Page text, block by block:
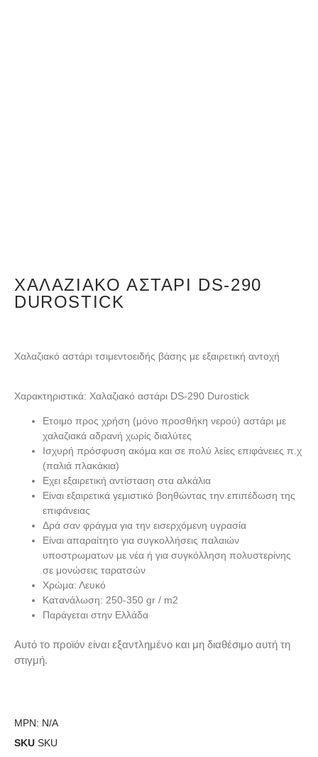
ΧΑΛΑΖΙΑΚΌ ΑΣΤΆΡΙ DS-290
DUROSTICK
Χαλαζιακό αστάρι τσιμεντοειδής βάσης με εξαιρετική αντοχή
Χαρακτηριστικά: Χαλαζιακό αστάρι DS-290 Durostick
Ετοιμο προς χρήση (μόνο προσθήκη νερού) αστάρι με
χαλαζιακά αδρανή χωρίς διαλύτες
Ισχυρή πρόσφυση ακόμα και σε πολύ λείες επιφάνειες π.χ
(παλιά πλακάκια)
Εχει εξαιρετική αντίσταση στα αλκάλια
Είναι εξαιρετικά γεμιστικό βοηθώντας την επιπέδωση της
επιφάνειας
Δρά σαν φράγμα για την εισερχόμενη υγρασία
Είναι απαραίτητο για συγκολλήσεις παλαιών
υποστρωματων με νέα ή για συγκόλληση πολυστερίνης
σε μονώσεις ταρατσών
Χρώμα: Λευκό
Κατανάλωση: 250-350 gr / m2
Παράγεται στην Ελλάδα
Αυτό το προϊόν είναι εξαντλημένο και μη διαθέσιμο αυτή τη
στιγμή.
MPN: N/A
SKU SKU